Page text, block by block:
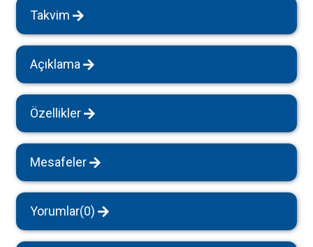
Takvim
Açıklama
Özellikler
Mesafeler
Yorumlar(0)